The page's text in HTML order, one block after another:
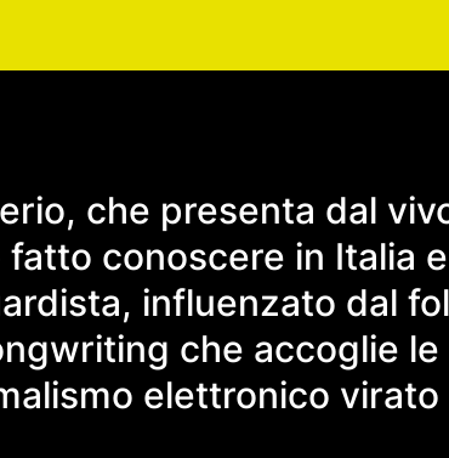
che presenta dal
conoscere in Italia e
influenzato dal
che accoglie
elettronico